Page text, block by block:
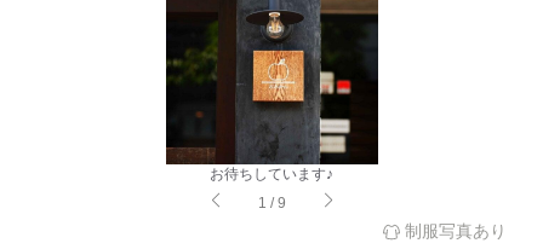
お待ちしています♪
1 /9
制服写真あり